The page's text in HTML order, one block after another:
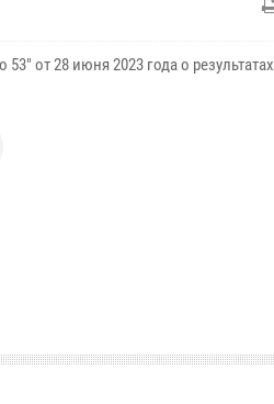
от 28 июня 2023 года о результатах